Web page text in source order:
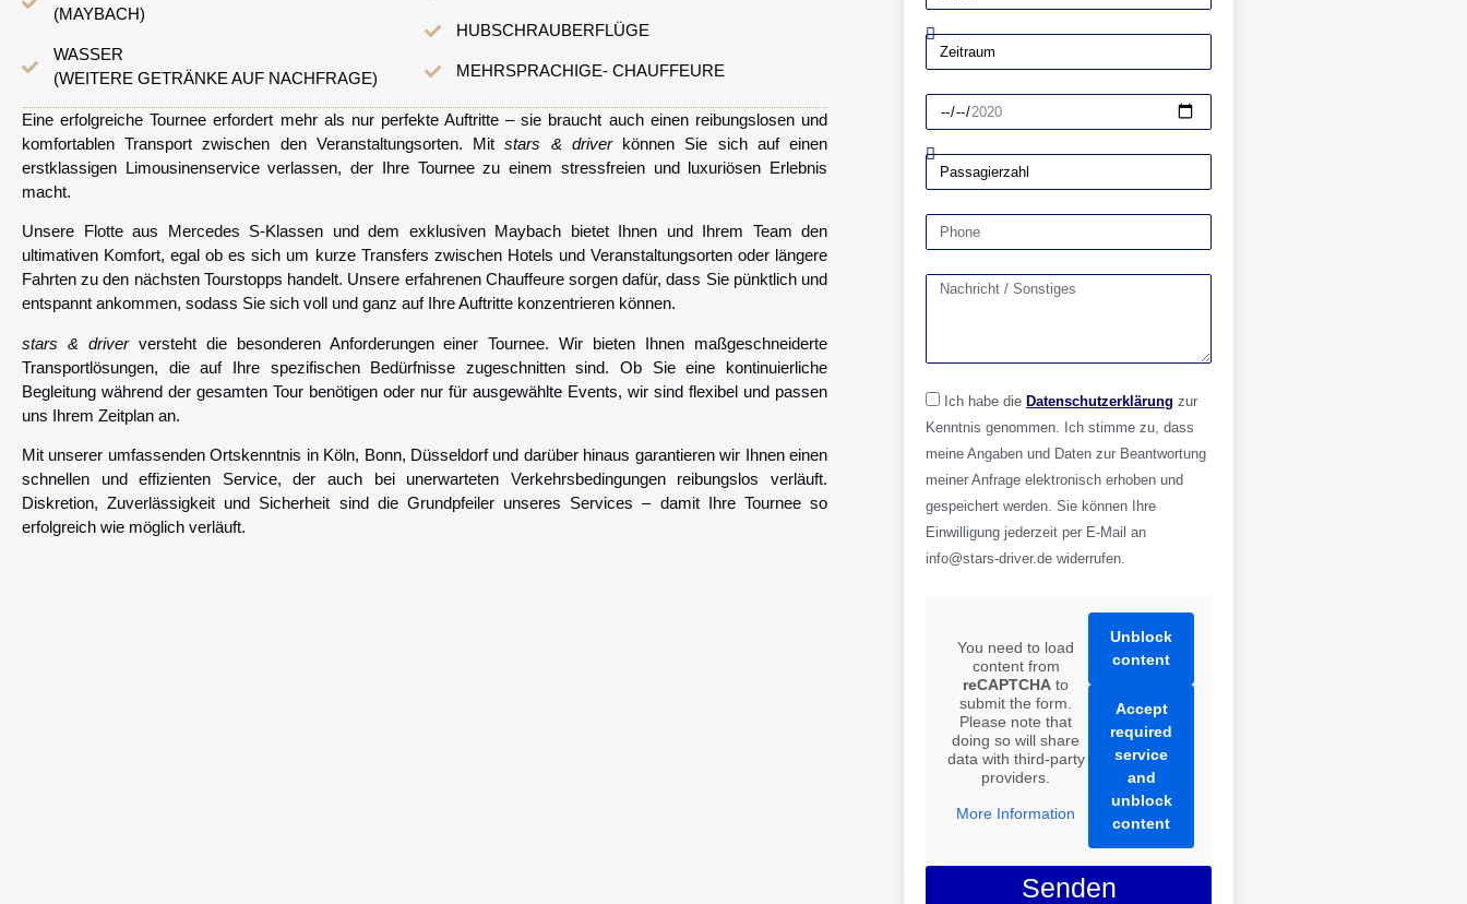
(MAYBACH)
WASSER
(WEITERE GETRÄNKE AUF NACHFRAGE)
HUBSCHRAUBERFLÜGE
MEHRSPRACHIGE- CHAUFFEURE
Eine erfolgreiche Tournee erfordert mehr als nur perfekte Auftritte – sie braucht auch einen reibungslosen und
komfortablen Transport zwischen den Veranstaltungsorten. Mitstars & driverkönnen Sie sich auf einen
erstklassigen Limousinenservice verlassen, der Ihre Tournee zu einem stressfreien und luxuriösen Erlebnis
macht.
Unsere Flotte aus Mercedes S-Klassen und dem exklusiven Maybach bietet Ihnen und Ihrem Team den
ultimativen Komfort, egal ob es sich um kurze Transfers zwischen Hotels und Veranstaltungsorten oder längere
Fahrten zu den nächsten Tourstopps handelt. Unsere erfahrenen Chauffeure sorgen dafür, dass Sie pünktlich und
entspannt ankommen, sodass Sie sich voll und ganz auf Ihre Auftritte konzentrieren können.
stars & driverversteht die besonderen Anforderungen einer Tournee. Wir bieten Ihnen maßgeschneiderte
Transportlösungen, die auf Ihre spezifischen Bedürfnisse zugeschnitten sind. Ob Sie eine kontinuierliche
Begleitung während der gesamten Tour benötigen oder nur für ausgewählte Events, wir sind flexibel und passen
uns Ihrem Zeitplan an.
Mit unserer umfassenden Ortskenntnis in Köln, Bonn, Düsseldorf und darüber hinaus garantieren wir Ihnen einen
schnellen und effizienten Service, der auch bei unerwarteten Verkehrsbedingungen reibungslos verläuft.
Diskretion, Zuverlässigkeit und Sicherheit sind die Grundpfeiler unseres Services – damit Ihre Tournee so
erfolgreich wie möglich verläuft.
Ich habe die Datenschutzerklärung zur
Kenntnis genommen. Ich stimme zu, dass
meine Angaben und Daten zur Beantwortung
meiner Anfrage elektronisch erhoben und
gespeichert werden. Sie können Ihre
Einwilligung jederzeit per E-Mail an
info@stars-driver.de widerrufen.
You need to load
content from
reCAPTCHA to
submit the form.
Please note that
doing so will share
data with third-party
providers.
More Information
Unblock
content
Accept
required
service
and
unblock
content
Senden